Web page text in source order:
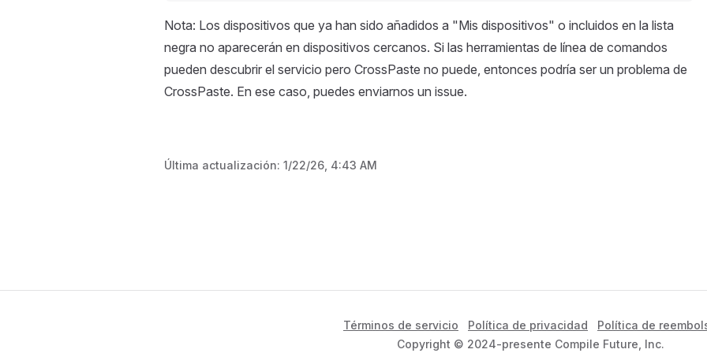
Nota: Los dispositivos que ya han sido añadidos a "Mis dispositivos" o incluidos en la lista
negra no aparecerán en dispositivos cercanos. Si las herramientas de línea de comandos
pueden descubrir el servicio pero CrossPaste no puede, entonces podría ser un problema de
CrossPaste. En ese caso, puedes enviarnos un issue.
Última actualización: 1/22/26, 4:43 AM
Términos de servicio Política de privacidad
Política de
Copyright © 2024-presente Compile Future, Inc.